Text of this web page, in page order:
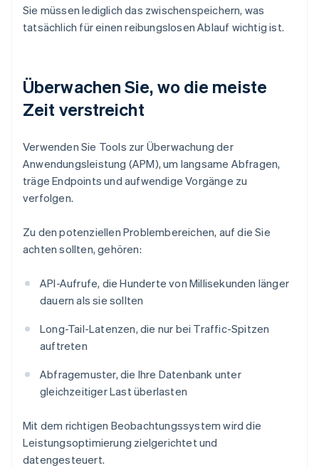
Sie müssen lediglich das zwischenspeichern, was
tatsächlich für einen reibungslosen Ablauf wichtig ist.
Überwachen Sie, wo die meiste
Zeit verstreicht
Verwenden Sie Tools zur Überwachung der
Anwendungsleistung (APM), um langsame Abfragen,
träge Endpoints und aufwendige Vorgänge zu
verfolgen.
Zu den potenziellen Problembereichen, auf die Sie
achten sollten, gehören:
API-Aufrufe, die Hunderte von Millisekunden länger
dauern als sie sollten
Long-Tail-Latenzen, die nur bei Traffic-Spitzen
auftreten
Abfragemuster, die Ihre Datenbank unter
gleichzeitiger Last überlasten
Mit dem richtigen Beobachtungssystem wird die
Leistungsoptimierung zielgerichtet und
datengesteuert.